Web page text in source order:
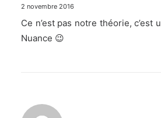
2 novembre 2016
Ce n’est pas notre théorie, c’est
Nuance 😉